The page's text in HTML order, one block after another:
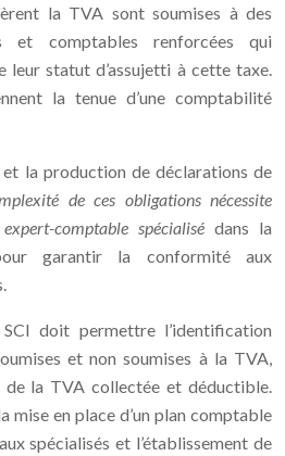
la TVA sont soumises à des
et comptables renforcées qui
leur statut d’assujetti à cette taxe.
la tenue d’une comptabilité
la production de déclarations de
de ces obligations nécessite
comptable spécialisé dans la
garantir la conformité aux
doit permettre l’identification
et non soumises à la TVA,
la TVA collectée et déductible.
mise en place d’un plan comptable
spécialisés et l’établissement de